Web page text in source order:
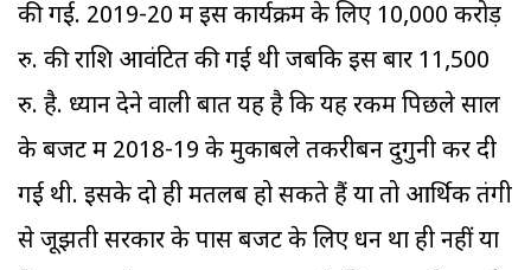
की गई. 2019-20 में इस कार्यक्रम के लिए 10,000 करोड़
रु. की राशि आवंटित की गई थी जबकि इस बार 11,500
रु. है. ध्यान देने वाली बात यह है कि यह रकम पिछले साल
के बजट में 2018-19 के मुकाबले तकरीबन दुगुनी कर दी
गई थी. इसके दो ही मतलब हो सकते हैं या तो आर्थिक तंगी
से जूझती सरकार के पास बजट के लिए धन था ही नहीं या